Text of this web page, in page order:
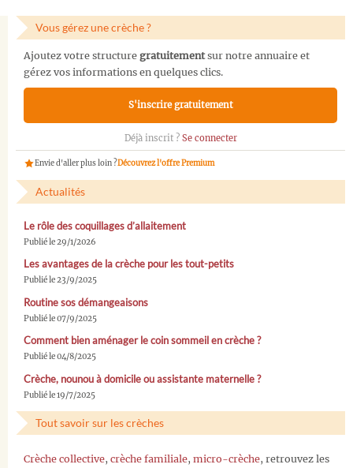
Vous gérez une crèche ?
Ajoutez votre structure gratuitementsur notre annuaire et
gérez vos informations en quelques clics.
S'inscrire gratuitement
Déjà inscrit ? Se connecter
Envie d'aller plus loin ?Découvrez l'offre Premium
Actualités
Le rôle des coquillages d’allaitement
Publié le 29/1/2026
Les avantages de la crèche pour les tout-petits
Publié le 23/9/2025
Routine sos démangeaisons
Publié le 07/9/2025
Comment bien aménager le coin sommeil en crèche ?
Publié le 04/8/2025
Crèche, nounou à domicile ou assistante maternelle ?
Publié le 19/7/2025
Tout savoir sur les crèches
Crèche collective, crèche familiale, micro-crèche, retrouvez les